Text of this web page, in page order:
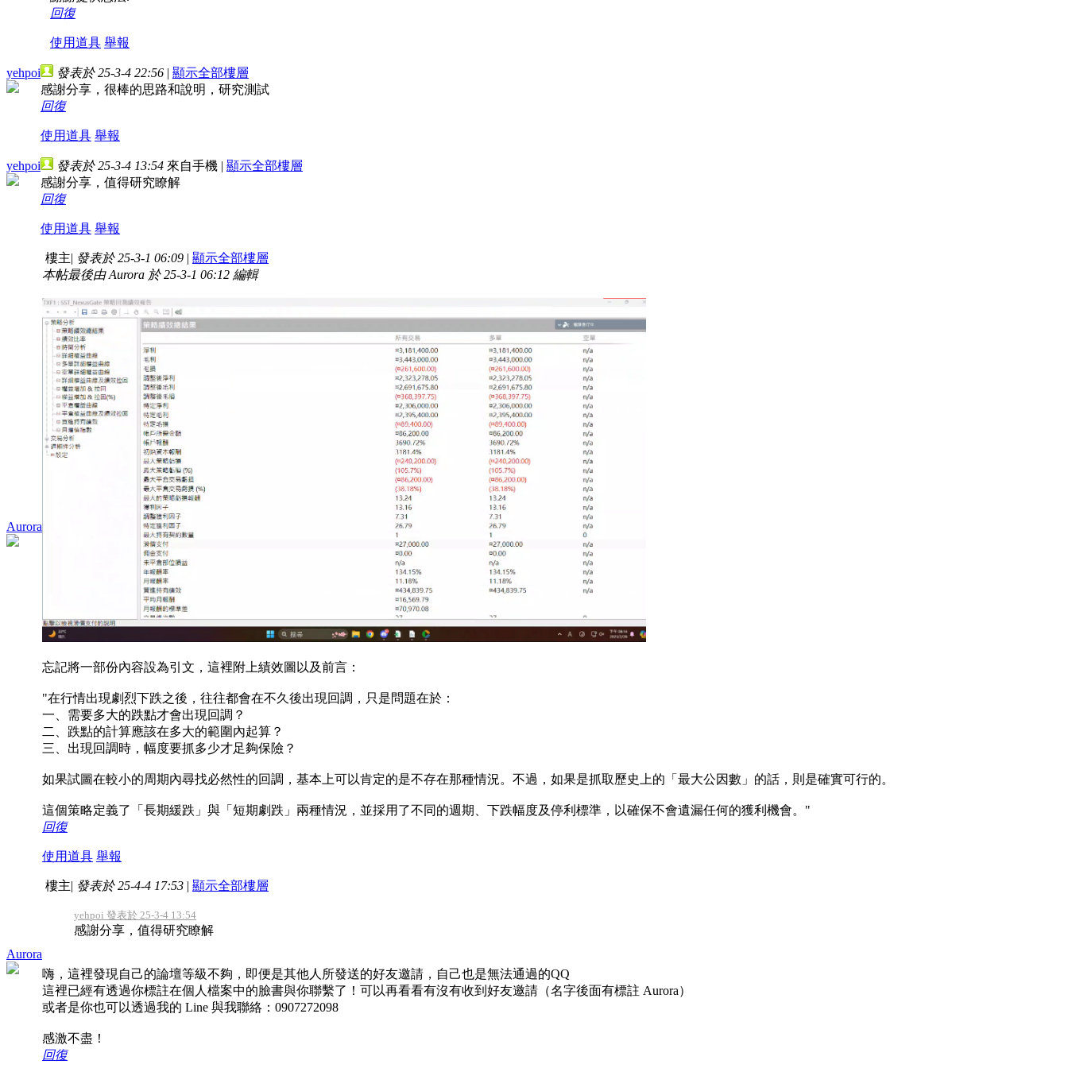
回復
使用道具 舉報
yehpoi 發表於 25-3-4 22:56 | 顯示全部樓層
感謝分享，很棒的思路和說明，研究測試
回復
使用道具 舉報
yehpoi 發表於 25-3-4 13:54 來自手機 | 顯示全部樓層
感謝分享，值得研究瞭解
回復
使用道具 舉報
Aurora
樓主| 發表於 25-3-1 06:09 | 顯示全部樓層
本帖最後由 Aurora 於 25-3-1 06:12 編輯
忘記將一部份內容設為引文，這裡附上績效圖以及前言：
"在行情出現劇烈下跌之後，往往都會在不久後出現回調，只是問題在於：
一、需要多大的跌點才會出現回調？
二、跌點的計算應該在多大的範圍內起算？
三、出現回調時，幅度要抓多少才足夠保險？
如果試圖在較小的周期內尋找必然性的回調，基本上可以肯定的是不存在那種情況。不過，如果是抓取歷史上的「最大公因數」的話，則是確實可行的。
這個策略定義了「長期緩跌」與「短期劇跌」兩種情況，並採用了不同的週期、下跌幅度及停利標準，以確保不會遺漏任何的獲利機會。"
回復
使用道具 舉報
Aurora
樓主| 發表於 25-4-4 17:53 | 顯示全部樓層
yehpoi 發表於 25-3-4 13:54
感謝分享，值得研究瞭解
嗨，這裡發現自己的論壇等級不夠，即便是其他人所發送的好友邀請，自己也是無法通過的QQ
這裡已經有透過你標註在個人檔案中的臉書與你聯繫了！可以再看看有沒有收到好友邀請（名字後面有標註 Aurora）
或者是你也可以透過我的 Line 與我聯絡：0907272098
感激不盡！
回復